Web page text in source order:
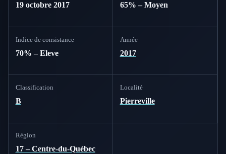
19 octobre 2017 65% – Moyen
Indice de consistance
70% – Eleve
Année
2017
Classification
B
Localité
Pierreville
Région
17 – Centre-du-Québec